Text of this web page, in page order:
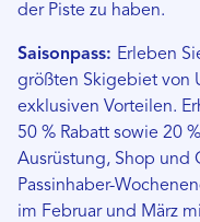
der Piste zu haben.
Saisonpass: Erleben
größten Skigebiet von
exklusiven Vorteilen.
50 % Rabatt sowie 20
Ausrüstung, Shop und
Passinhaber-
im Februar und März